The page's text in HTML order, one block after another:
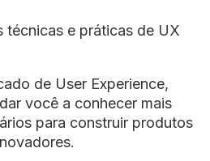
técnicas e práticas de UX
de User Experience,
você a conhecer mais
para construir produtos